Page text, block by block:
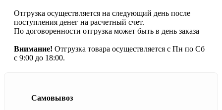
Отгрузка осуществляется на следующий день после
поступления денег на расчетный счет.
По договоренности отгрузка может быть в день заказа
Внимание! Отгрузка товара осуществляется с Пн по Сб
с 9:00 до 18:00.
Самовывоз